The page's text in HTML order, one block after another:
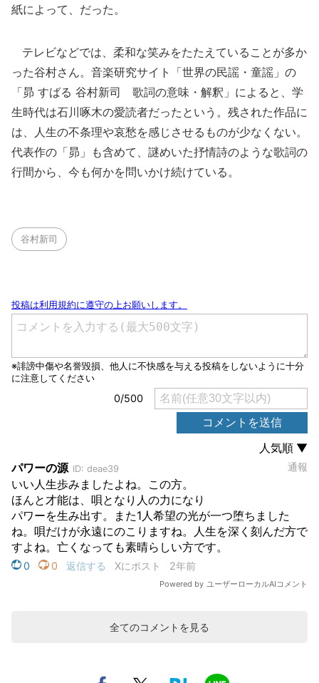
紙によって、だった。
テレビなどでは、柔和な笑みをたたえていることが多か
った谷村さん。音楽研究サイト「世界の民謡・童謡」の
「昴 すばる 谷村新司 歌詞の意味・解釈」によると、学
生時代は石川啄木の愛読者だったという。残された作品に
は、人生の不条理や哀愁を感じさせるものが少なくない。
代表作の「昴」も含めて、謎めいた抒情詩のような歌詞の
行間から、今も何かを問いかけ続けている。
谷村新司
全てのコメントを見る